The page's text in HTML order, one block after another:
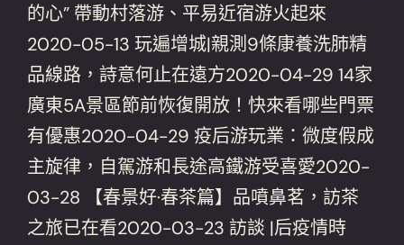
的心” 帶動村落游、平易近宿游火起來
2020-05-13 玩遍增城|親測9條康養洗肺精
品線路，詩意何止在遠方2020-04-29 14家
廣東5A景區節前恢復開放！快來看哪些門票
有優惠2020-04-29 疫后游玩業：微度假成
主旋律，自駕游和長途高鐵游受喜愛2020-
03-28 【春景好·春茶篇】品噴鼻茗，訪茶
之旅已在看2020-03-23 訪談 |后疫情時